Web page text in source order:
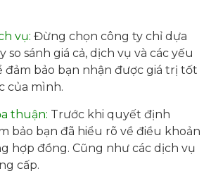
vụ: Đừng chọn công ty chỉ dựa
so sánh giá cả, dịch vụ và các yếu
đảm bảo bạn nhận được giá trị tốt
của mình.
thuận: Trước khi quyết định
bảo bạn đã hiểu rõ về điều khoản
hợp đồng. Cũng như các dịch vụ
cấp.